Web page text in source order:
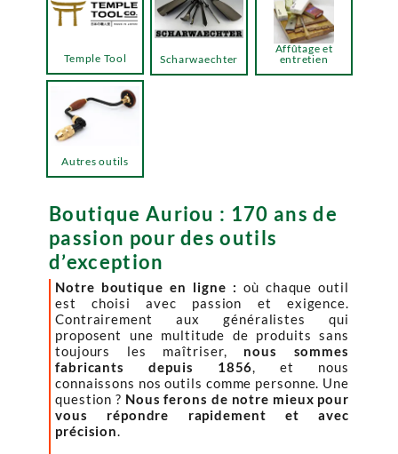
Boutique Auriou : 170 ans de
passion pour des outils
d’exception
Notre boutique en ligne : où chaque outil
est choisi avec passion et exigence.
Contrairement aux généralistes qui
proposent une multitude de produits sans
toujours les maîtriser, nous sommes
fabricants depuis 1856, et nous
connaissons nos outils comme personne. Une
question ? Nous ferons de notre mieux pour
vous répondre rapidement et avec
précision.
Temple Tool
Autres outils
Scharwaechter
Affûtage et
entretien